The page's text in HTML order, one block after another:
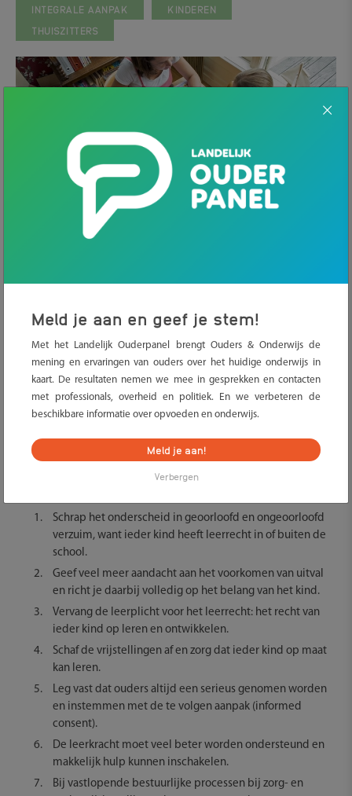
INTEGRALE AANPAK
KINDEREN
THUISZITTERS
Deze week werd bekend dat het aantal thuiszitters wederom is
gestegen. Vorig schooljaar zaten ruim 4479 kinderen langer dan
die korter dan drie maanden thuiszitten en kinderen die
Tegelijk met deze cijfers is ookeen rapportvan oud-
kinderombudsman Marc Dullaert verschenen. Ouders &
Onderwijs en Oudervereniging Balans vinden dat de adviezen in
dit rapport moeten worden overgenomen door de betrokken
partijen. Daarom hebben wij samen met Balans een
brief
In het rapport staan tien adviezen die gezamenlijk moeten
Schrap het onderscheid in geoorloofd en ongeoorloofd
verzuim, want ieder kind heeft leerrecht in of buiten de
school.
Geef veel meer aandacht aan het voorkomen van uitval
en richt je daarbij volledig op het belang van het kind.
Vervang de leerplicht voor het leerrecht: het recht van
ieder kind op leren en ontwikkelen.
Schaf de vrijstellingen af en zorg dat ieder kind op maat
kan leren.
Leg vast dat ouders altijd een serieus genomen worden
en instemmen met de te volgen aanpak (informed
consent).
De leerkracht moet veel beter worden ondersteund en
makkelijk hulp kunnen inschakelen.
Bij vastlopende bestuurlijke processen bij zorg- en
Meld je aan en geef je stem!
Met het Landelijk Ouderpanel brengt Ouders & Onderwijs de
mening en ervaringen van ouders over het huidige onderwijs in
kaart. De resultaten nemen we mee in gesprekken en contacten
met professionals, overheid en politiek. En we verbeteren de
beschikbare informatie over opvoeden en onderwijs.
Meld je aan!
Verbergen